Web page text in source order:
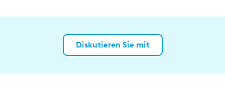
Diskutieren Sie mit